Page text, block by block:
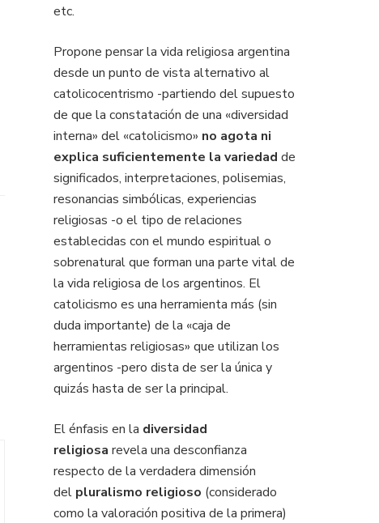
etc.
Propone pensar la vida religiosa argentina
desde un punto de vista alternativo al
catolicocentrismo -partiendo del supuesto
de que la constatación de una «diversidad
interna» del «catolicismo» no agota ni
explica suficientemente la variedad de
significados, interpretaciones, polisemias,
resonancias simbólicas, experiencias
religiosas -o el tipo de relaciones
establecidas con el mundo espiritual o
sobrenatural que forman una parte vital de
la vida religiosa de los argentinos. El
catolicismo es una herramienta más (sin
duda importante) de la «caja de
herramientas religiosas» que utilizan los
argentinos -pero dista de ser la única y
quizás hasta de ser la principal.
El énfasis en la diversidad
religiosa revela una desconfianza
respecto de la verdadera dimensión
del pluralismo religioso (considerado
como la valoración positiva de la primera)